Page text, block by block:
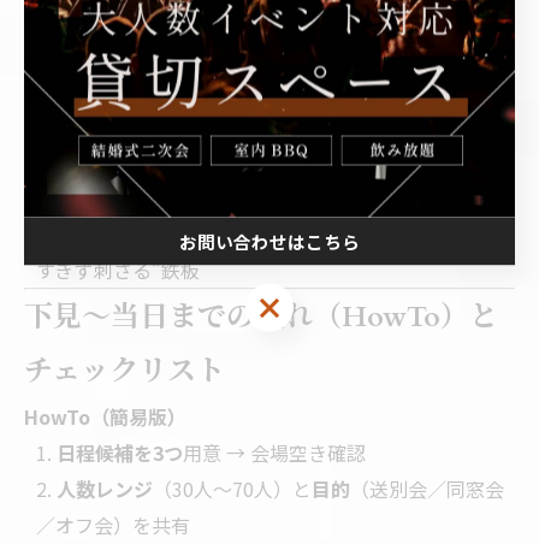
装飾：主役カラーを1色決めてテーブルクロス／バ
ルーン／メッセカード
を統一
写真：受付ボード前→フォトブース→花束贈呈
の3
点で必ずプロップスを用意
BGM：開場はアップテンポ、上映は無音or環境音
贈呈はしっとり
日常で使う高品質小物＋メッセージ
すぎず刺さる”鉄板
下見～当日までの流れ（HowTo）と
チェックリスト
HowTo（簡易版）
日程候補を3つ用意 → 会場空き確認
人数レンジ （30人～70人）と 目的 （送別会／同窓会
／オフ会）を共有
お問い合わせはこちら